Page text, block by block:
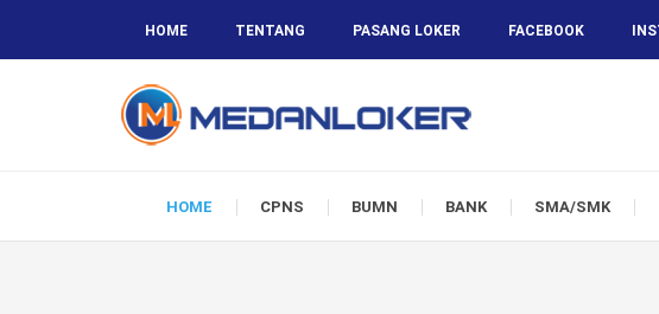
HOME TENTANG PASANG LOKER FACEBOOK
HOME CPNS BUMN BANK SMA/SMK